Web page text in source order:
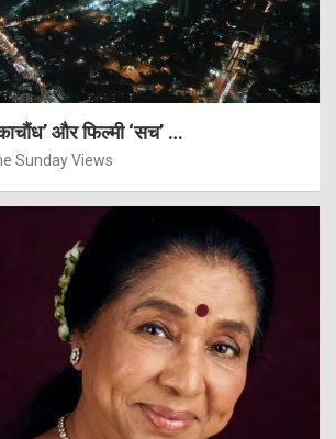
और फिल्मी ‘सच’ …
Sunday Views